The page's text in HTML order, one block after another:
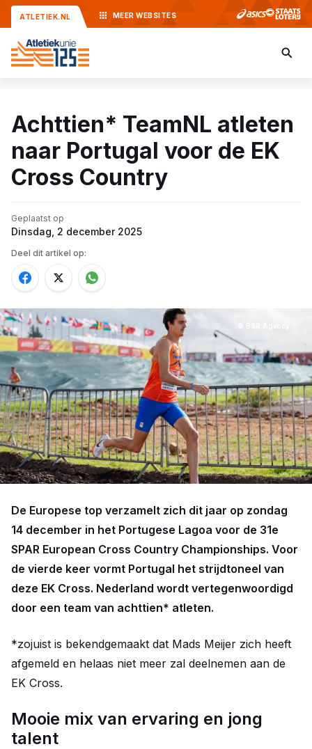
ATLETIEK.NL MEER WEBSITES
Achttien* TeamNL atleten
naar Portugal voor de EK
Cross Country
Geplaatst op
Dinsdag, 2 december 2025
Deel dit artikel op:
© BSR Agency
De Europese top verzamelt zich dit jaar op zondag
14 december in het Portugese Lagoa voor de 31e
SPAR European Cross Country Championships. Voor
de vierde keer vormt Portugal het strijdtoneel van
deze EK Cross. Nederland wordt vertegenwoordigd
door een team van achttien* atleten.
*zojuist is bekendgemaakt dat Mads Meijer zich heeft
afgemeld en helaas niet meer zal deelnemen aan de
EK Cross.
Mooie mix van ervaring en jong
talent